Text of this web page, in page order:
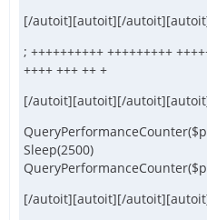
[/autoit][autoit][/
; ++++++++++ +++++++++
++++ +++ ++ +
[/autoit][autoit][/
Sleep(2500)
[/autoit][autoit][/